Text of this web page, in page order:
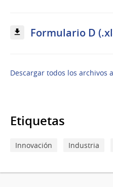
Formulario D
Descargar todos los archivos
Etiquetas
Innovación Industria